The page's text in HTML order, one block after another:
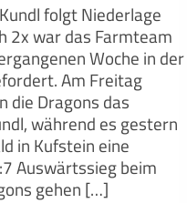
folgt Niederlage
2x war das Farmteam
Woche in der
Am Freitag
die Dragons das
während es gestern
in Kufstein eine
Auswärtssieg beim
gehen […]